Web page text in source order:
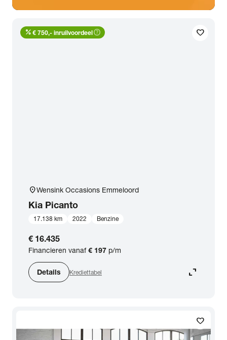
favorite
percent € 750,- inruilvoordeelhelp_outline
location_onWensink Occasions Emmeloord
Kia Picanto
17.138 km 2022 Benzine
€ 16.435
Financieren vanaf€ 197 p/m
Details Krediettabel expand_content
favorite